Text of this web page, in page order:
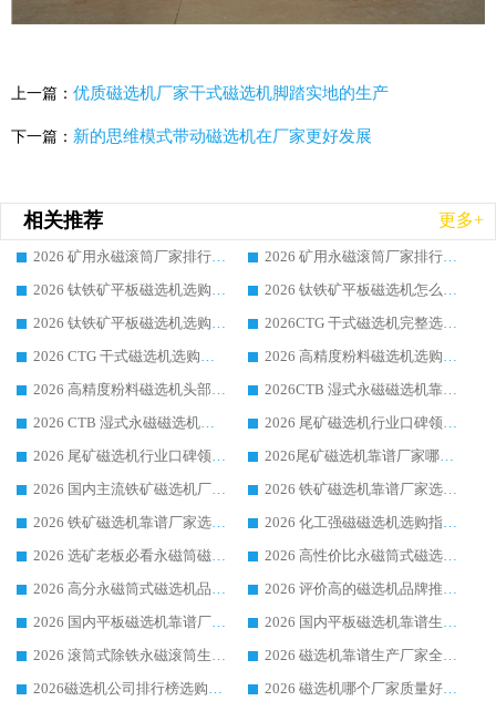
上一篇： 优质磁选机厂家干式磁选机脚踏实地的生产
下一篇： 新的思维模式带动磁选机在厂家更好发展
相关推荐 更多+
2026 矿用永磁滚筒厂家排行榜选购干货指南 行业口碑标杆华体会手机网页版-华体会(中国) 实力出众
2026 矿用永磁滚筒厂家排行榜选购指南，行业口碑领域强者华体会手机网页版-华体会(中国)
2026 钛铁矿平板磁选机选购全攻略 市场公认优质品牌厂家实力排行榜
2026 钛铁矿平板磁选机怎么选 靠谱生产企业实力排行榜选购参考攻略
2026 钛铁矿平板磁选机选购指南 行业口碑优选品牌生产企业实力排行榜
2026CTG 干式磁选机完整选购指南 行业口碑顶尖靠谱生产龙头厂家实力推荐
2026 CTG 干式磁选机选购指南|行业口碑靠谱生产厂家领域强者推荐
2026 高精度粉料磁选机选购全攻略 行业优质品牌华体会手机网页版-华体会(中国) 实力深度解析
2026 高精度粉料磁选机头部厂家选购指南 行业口碑靠谱品牌推荐 领域强者华体会手机网页版-华体会(中国) 解析
2026CTB 湿式永磁磁选机靠谱厂家实力排行榜 铁矿选矿设备采购全流程选购指南
2026 CTB 湿式永磁磁选机选购指南|行业口碑良好品牌推荐，领域强者华体会手机网页版-华体会(中国)
2026 尾矿磁选机行业口碑领域强者，源头直供国内主流厂家华体会手机网页版-华体会(中国) 一站式服务
2026 尾矿磁选机行业口碑领域强者，源头直供国内主流厂家华体会手机网页版-华体会(中国) 一站式服务
2026尾矿磁选机靠谱厂家哪家好 行业口碑领域强者华体会手机网页版-华体会(中国) 推荐
2026 国内主流铁矿磁选机厂家选购指南|行业口碑好品牌推荐，领域强者华体会手机网页版-华体会(中国)
2026 铁矿磁选机靠谱厂家选购全攻略 行业标杆华体会手机网页版-华体会(中国) 设备性价比出众
2026 铁矿磁选机靠谱厂家选购指南，领域强者华体会手机网页版-华体会(中国) 铁矿磁选机性价比高
2026 化工强磁磁选机选购指南 5 家行业口碑靠谱厂家领域强者推荐
2026 选矿老板必看永磁筒磁选机推荐 行业头部品牌口碑设备选购全攻略
2026 高性价比永磁筒式磁选机品牌盘点 行业强者口碑实测选购完整指南
2026 高分永磁筒式磁选机品牌推荐 选矿设备强者对比测评采购避坑全攻略
2026 评价高的磁选机品牌推荐选购指南，永磁筒式磁选机设备领域强者全景行业口碑解析
2026 国内平板磁选机靠谱厂家排名 行业实测口碑设备按需选购全指南
2026 国内平板磁选机靠谱生产厂家推荐排名|行业口碑选购指南，领域强者按需选设备
2026 滚筒式除铁永磁滚筒生产厂家推荐排名|行业口碑选购指南，领域强者源头厂商精选
2026 磁选机靠谱生产厂家全梳理 分场景选型行业头部品牌选购参考攻略
2026磁选机公司排行榜选购指南|正规源头厂家推荐，领域强者高性价比靠谱信赖品牌
2026 磁选机哪个厂家质量好？十大靠谱磁电企业排名选购指南